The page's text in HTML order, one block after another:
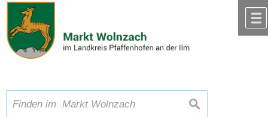
Zum Inhalt,zur Navigation
Schriftgröße A A A suchen